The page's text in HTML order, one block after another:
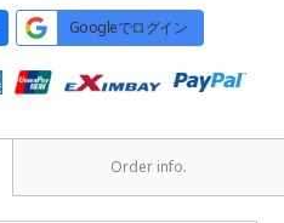
Googleでログイン
Order info.